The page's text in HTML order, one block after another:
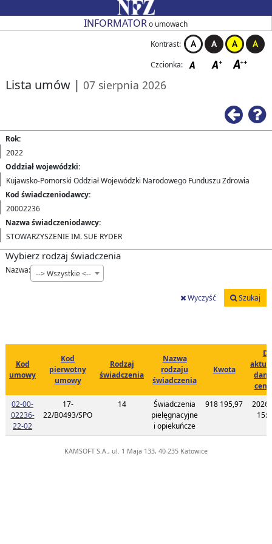
Przejdź do strony głównejINFORMATORo umowach
Kontrast:
Czcionka:
Lista umów | 07 sierpnia 2026
Rok:
2022
Oddział wojewódzki:
Kujawsko-Pomorski Oddział Wojewódzki Narodowego Funduszu Zdrowia
Kod świadczeniodawcy:
20002236
Nazwa świadczeniodawcy:
STOWARZYSZENIE IM. SUE RYDER
Wybierz rodzaj świadczenia
Nazwa: --> Wszystkie <--
Wyczyść Szukaj
Kod
umowy
Kod
pierwotny
umowy
Rodzaj
świadczenia
Nazwa
rodzaju
świadczenia
Kwota
02-00-
02236-
22-02 Link do listy planu umowy o kodzie 02-00-02236-22-02
17-
22/B0493/SPO
14
Świadczenia
pielęgnacyjne
i opiekuńcze
918 195,97
KAMSOFT S.A., ul. 1 Maja 133, 40-235 Katowice